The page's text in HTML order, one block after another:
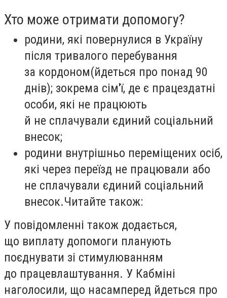
Хто може отримати допомогу?
родини, які повернулися в Україну
після тривалого перебування
за кордоном(йдеться про понад 90
днів); зокрема сім'ї, де є працездатні
особи, які не працюють
й не сплачували єдиний соціальний
внесок;
родини внутрішньо переміщених осіб,
які через переїзд не працювали або
не сплачували єдиний соціальний
внесок.Читайте також:
У повідомленні також додається,
що виплату допомоги планують
поєднувати зі стимулюванням
до працевлаштування. У Кабміні
наголосили, що насамперед йдеться про